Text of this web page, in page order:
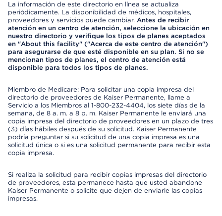
La información de este directorio en línea se actualiza
periódicamente. La disponibilidad de médicos, hospitales,
proveedores y servicios puede cambiar. Antes de recibir
atención en un centro de atención, seleccione la ubicación en
nuestro directorio y verifique los tipos de planes aceptados
en "About this facility" ("Acerca de este centro de atención")
para asegurarse de que esté disponible en su plan. Si no se
mencionan tipos de planes, el centro de atención está
disponible para todos los tipos de planes.
Miembro de Medicare: Para solicitar una copia impresa del
directorio de proveedores de Kaiser Permanente, llame a
Servicio a los Miembros al 1-800-232-4404, los siete días de la
semana, de 8 a. m. a 8 p. m. Kaiser Permanente le enviará una
copia impresa del directorio de proveedores en un plazo de tres
(3) días hábiles después de su solicitud. Kaiser Permanente
podría preguntar si su solicitud de una copia impresa es una
solicitud única o si es una solicitud permanente para recibir esta
copia impresa.
Si realiza la solicitud para recibir copias impresas del directorio
de proveedores, esta permanece hasta que usted abandone
Kaiser Permanente o solicite que dejen de enviarle las copias
impresas.